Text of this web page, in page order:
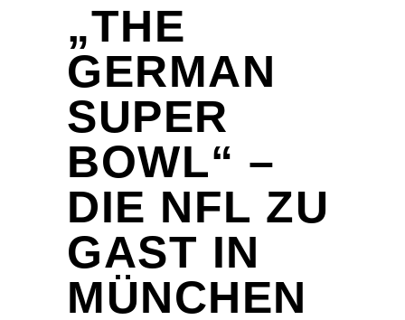
„THE
GERMAN
SUPER
BOWL“ –
DIE NFL ZU
GAST IN
MÜNCHEN